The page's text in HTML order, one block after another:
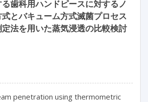
歯科用ハンドピースに対するノ
とバキューム方式滅菌プロセス
法を用いた蒸気浸透の比較検討
penetration using thermometric